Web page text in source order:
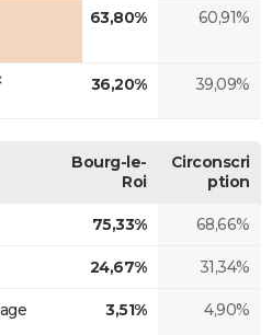
63,80% 60,91%
36,20% 39,09%
Bourg-le-
Roi
Circonscri
ption
75,33% 68,66%
24,67% 31,34%
3,51% 4,90%